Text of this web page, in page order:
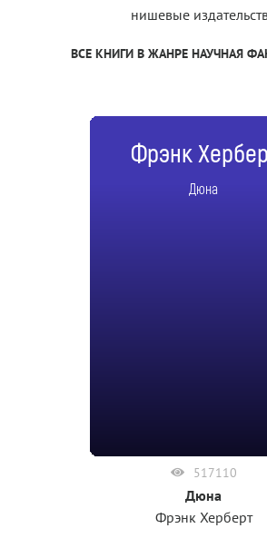
нишевые
ВСЕ КНИГИ В ЖАНРЕ НАУЧНАЯ
Фрэнк
Дюна
517110
Дюна
Фрэнк Херберт